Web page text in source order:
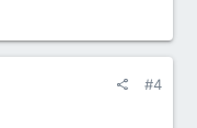
#4